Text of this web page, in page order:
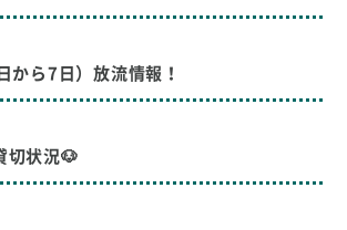
から7日）放流情報！
切状況🐶